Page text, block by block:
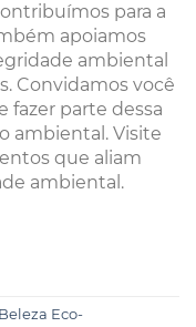
para a
apoiamos
ambiental
Convidamos você
fazer parte dessa
ambiental. Visite
que aliam
ambiental.
Beleza Eco-